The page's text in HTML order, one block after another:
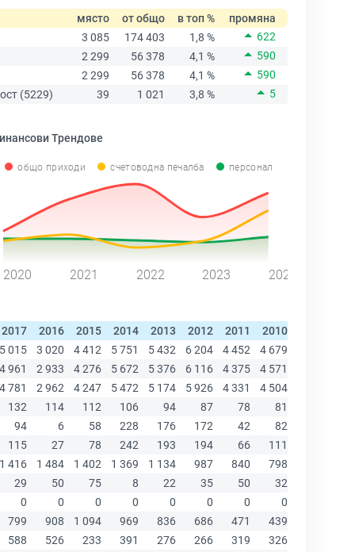
място от общо в топ %
промяна
3 085
174 403 1,8 %
622
2 299
56 378 4,1 %
590
2 299
56 378 4,1 %
590
(5229)
39 1 021 3,8 % 5
Трендове
общо приходи счетоводна печалба персонал
2020 2021 2022 2023 2024
2017 2016 2015 2014 2013 2012 2011 2010